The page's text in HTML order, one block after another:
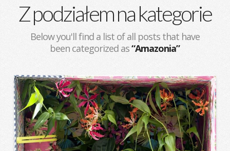
Z podziałem na kategorie
Below you'll find a list of all posts that have
been categorized as“Amazonia”